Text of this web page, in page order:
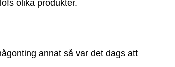
olika produkter.
annat så var det dags att